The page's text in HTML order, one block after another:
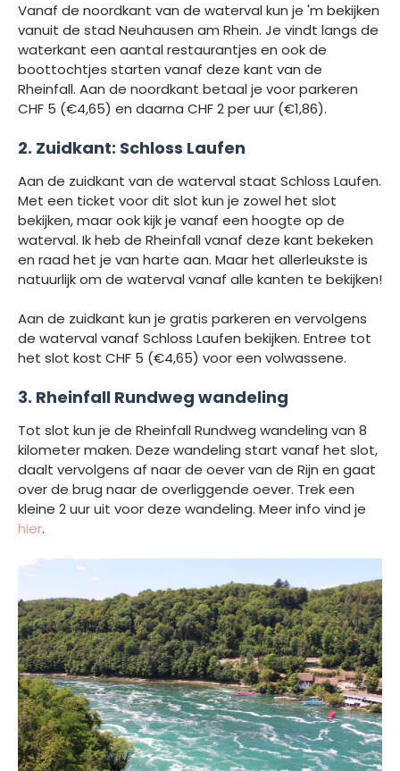
Vanaf de noordkant van de waterval kun je 'm bekijken
vanuit de stad Neuhausen am Rhein. Je vindt langs de
waterkant een aantal restaurantjes en ook de
boottochtjes starten vanaf deze kant van de
Rheinfall. Aan de noordkant betaal je voor parkeren
CHF 5 (€4,65) en daarna CHF 2 per uur (€1,86).
2. Zuidkant: Schloss Laufen
Aan de zuidkant van de waterval staat Schloss Laufen.
Met een ticket voor dit slot kun je zowel het slot
bekijken, maar ook kijk je vanaf een hoogte op de
waterval. Ik heb de Rheinfall vanaf deze kant bekeken
en raad het je van harte aan. Maar het allerleukste is
natuurlijk om de waterval vanaf alle kanten te bekijken!
Aan de zuidkant kun je gratis parkeren en vervolgens
de waterval vanaf Schloss Laufen bekijken. Entree tot
het slot kost CHF 5 (€4,65) voor een volwassene.
3. Rheinfall Rundweg wandeling
Tot slot kun je de Rheinfall Rundweg wandeling van 8
kilometer maken. Deze wandeling start vanaf het slot,
daalt vervolgens af naar de oever van de Rijn en gaat
over de brug naar de overliggende oever. Trek een
kleine 2 uur uit voor deze wandeling. Meer info vind je
hier.